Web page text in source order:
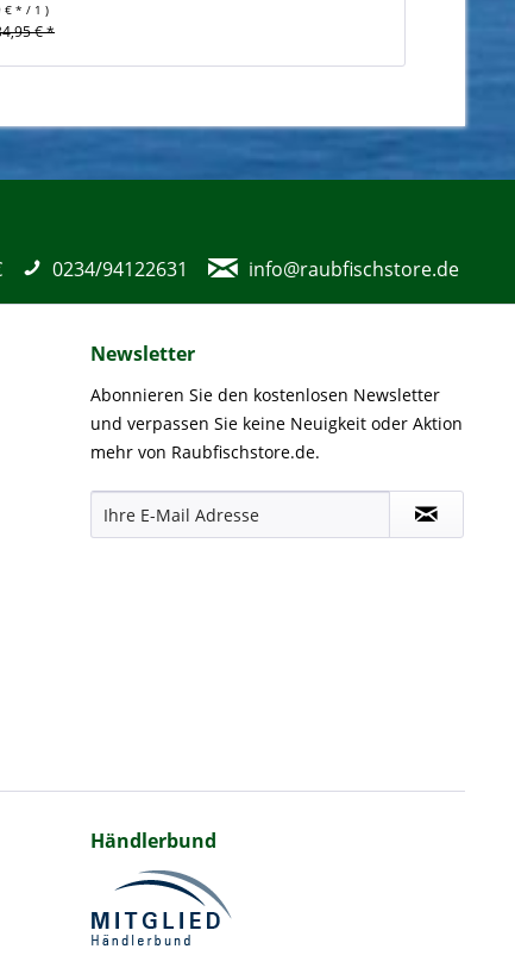
€ * / 1 )
€ *
0234/94122631 info@raubfischstore.de
Newsletter
Abonnieren Sie den kostenlosen Newsletter
und verpassen Sie keine Neuigkeit oder Aktion
mehr von Raubfischstore.de.
Händlerbund